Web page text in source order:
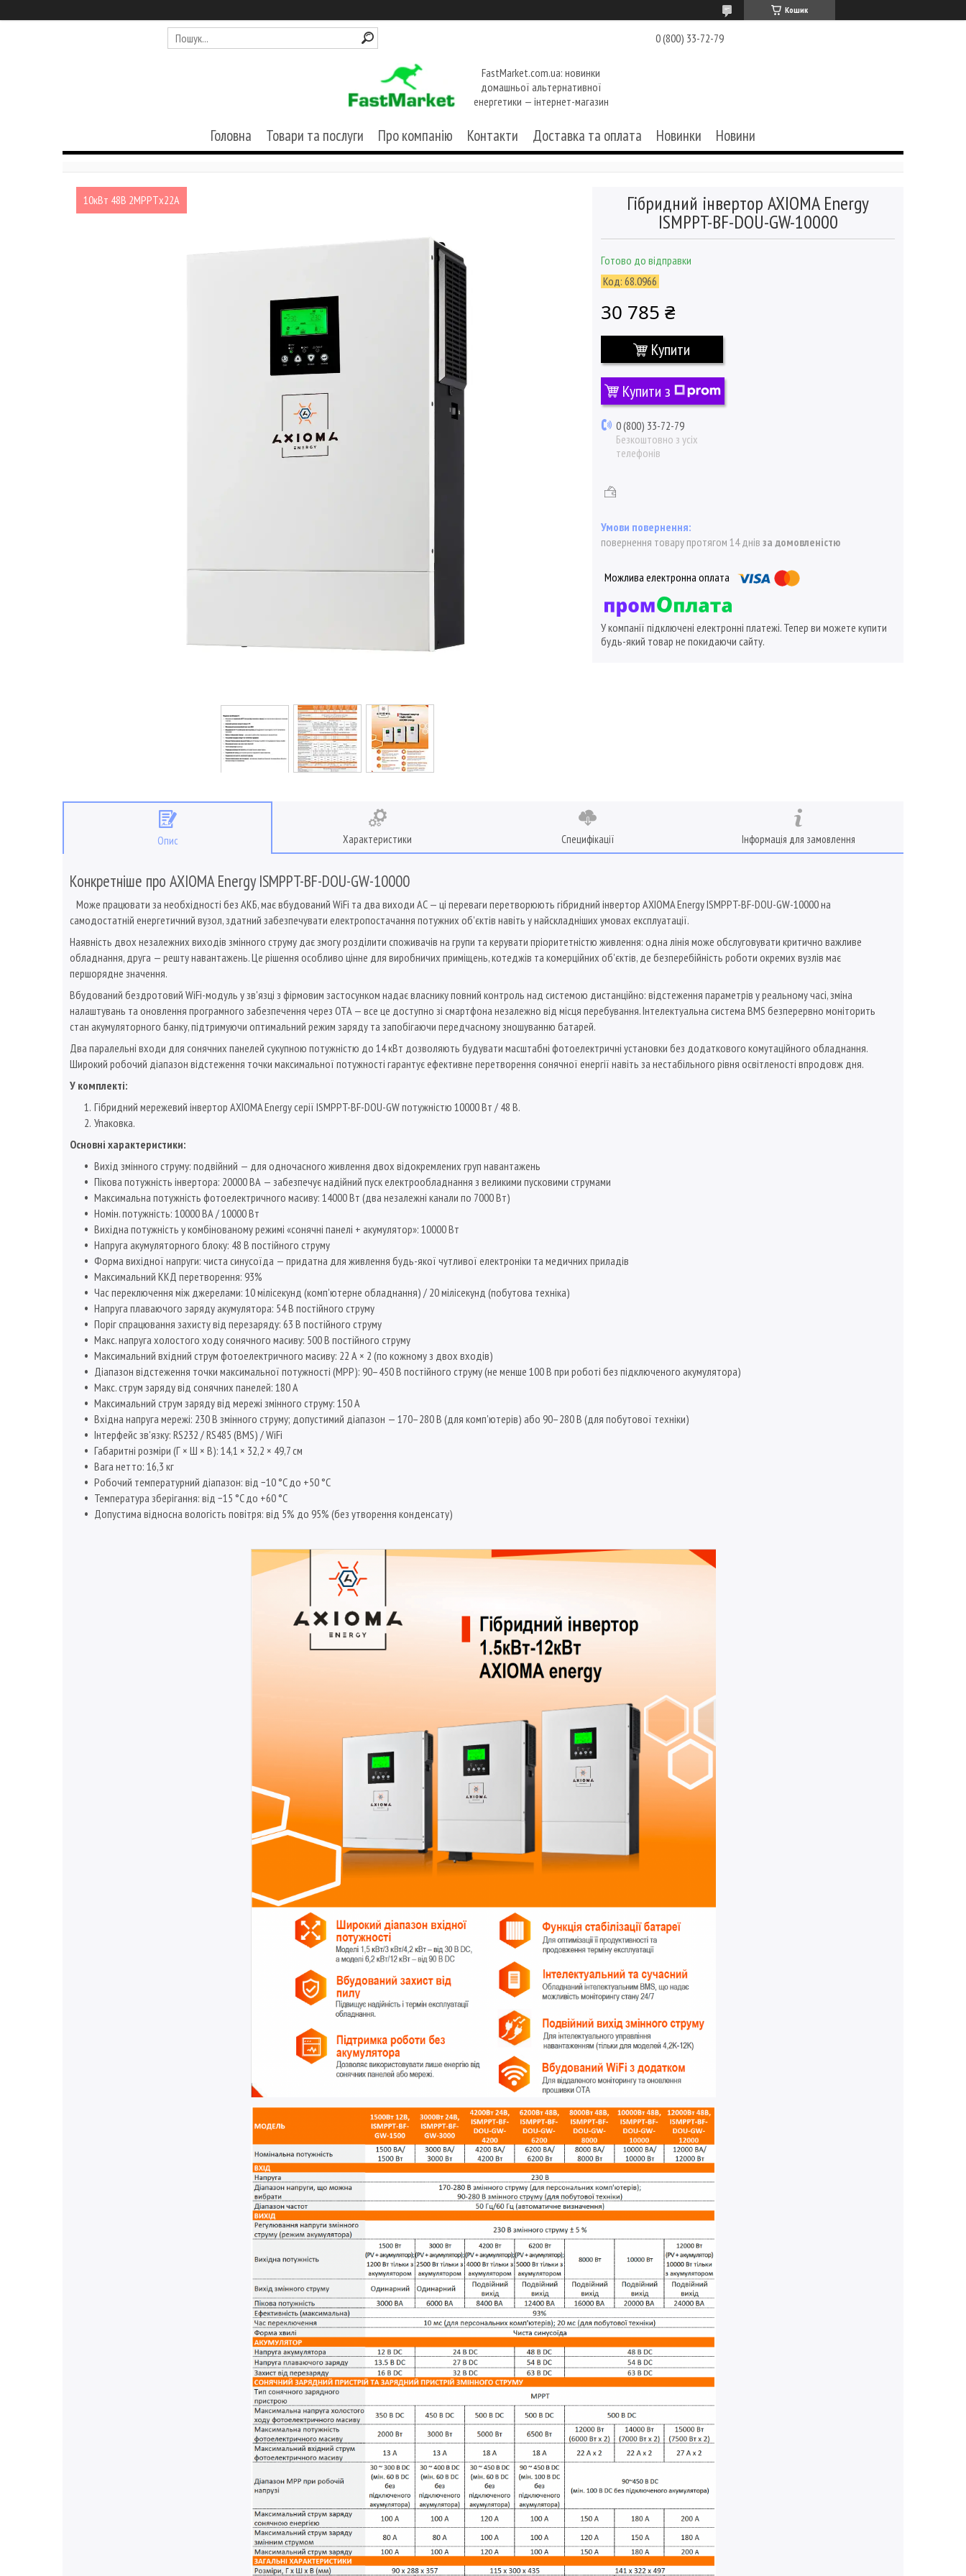
Кошик
0 (800) 33-72-79
FastMarket.com.ua: новинки
домашньої альтернативної
енергетики — інтернет-магазин
Головна Товари та послуги Про компанію Контакти Доставка та оплата Новинки Новини
10кВт 48В 2MPPTх22A Гібридний інвертор AXIOMA Energy
ISMPPT-BF-DOU-GW-10000
Готово до відправки
Код: 68.0966
30 785 ₴
Купити
Купити з
0 (800) 33-72-79
Безкоштовно з усіх
телефонів
повернення товару протягом 14 днів за домовленістю
У компанії підключені електронні платежі. Тепер ви можете купити
будь-який товар не покидаючи сайту.
Опис Характеристики Специфікації Інформація для замовлення
Конкретніше про AXIOMA Energy ISMPPT-BF-DOU-GW-10000
Може працювати за необхідності без АКБ, має вбудований WiFi та два виходи AC — ці переваги перетворюють гібридний інвертор AXIOMA Energy ISMPPT-BF-DOU-GW-10000 на
самодостатній енергетичний вузол, здатний забезпечувати електропостачання потужних об'єктів навіть у найскладніших умовах експлуатації.
Наявність двох незалежних виходів змінного струму дає змогу розділити споживачів на групи та керувати пріоритетністю живлення: одна лінія може обслуговувати критично важливе
обладнання, друга — решту навантажень. Це рішення особливо цінне для виробничих приміщень, котеджів та комерційних об'єктів, де безперебійність роботи окремих вузлів має
першорядне значення.
Вбудований бездротовий WiFi-модуль у зв'язці з фірмовим застосунком надає власнику повний контроль над системою дистанційно: відстеження параметрів у реальному часі, зміна
налаштувань та оновлення програмного забезпечення через OTA — все це доступно зі смартфона незалежно від місця перебування. Інтелектуальна система BMS безперервно моніторить
стан акумуляторного банку, підтримуючи оптимальний режим заряду та запобігаючи передчасному зношуванню батарей.
Два паралельні входи для сонячних панелей сукупною потужністю до 14 кВт дозволяють будувати масштабні фотоелектричні установки без додаткового комутаційного обладнання.
Широкий робочий діапазон відстеження точки максимальної потужності гарантує ефективне перетворення сонячної енергії навіть за нестабільного рівня освітленості впродовж дня.
У комплекті:
Гібридний мережевий інвертор AXIOMA Energy серії ISMPPT-BF-DOU-GW потужністю 10000 Вт / 48 В.
Упаковка.
Основні характеристики:
Вихід змінного струму: подвійний — для одночасного живлення двох відокремлених груп навантажень
Пікова потужність інвертора: 20000 ВА — забезпечує надійний пуск електрообладнання з великими пусковими струмами
Максимальна потужність фотоелектричного масиву: 14000 Вт (два незалежні канали по 7000 Вт)
Номін. потужність: 10000 ВА / 10000 Вт
Вихідна потужність у комбінованому режимі «сонячні панелі + акумулятор»: 10000 Вт
Напруга акумуляторного блоку: 48 В постійного струму
Форма вихідної напруги: чиста синусоїда — придатна для живлення будь-якої чутливої електроніки та медичних приладів
Максимальний ККД перетворення: 93%
Час переключення між джерелами: 10 мілісекунд (комп'ютерне обладнання) / 20 мілісекунд (побутова техніка)
Напруга плаваючого заряду акумулятора: 54 В постійного струму
Поріг спрацювання захисту від перезаряду: 63 В постійного струму
Макс. напруга холостого ходу сонячного масиву: 500 В постійного струму
Максимальний вхідний струм фотоелектричного масиву: 22 А × 2 (по кожному з двох входів)
Діапазон відстеження точки максимальної потужності (MPP): 90–450 В постійного струму (не менше 100 В при роботі без підключеного акумулятора)
Макс. струм заряду від сонячних панелей: 180 А
Максимальний струм заряду від мережі змінного струму: 150 А
Вхідна напруга мережі: 230 В змінного струму; допустимий діапазон — 170–280 В (для комп'ютерів) або 90–280 В (для побутової техніки)
Інтерфейс зв'язку: RS232 / RS485 (BMS) / WiFi
Габаритні розміри (Г × Ш × В): 14,1 × 32,2 × 49,7 см
Вага нетто: 16,3 кг
Робочий температурний діапазон: від −10 °C до +50 °C
Температура зберігання: від −15 °C до +60 °C
Допустима відносна вологість повітря: від 5% до 95% (без утворення конденсату)